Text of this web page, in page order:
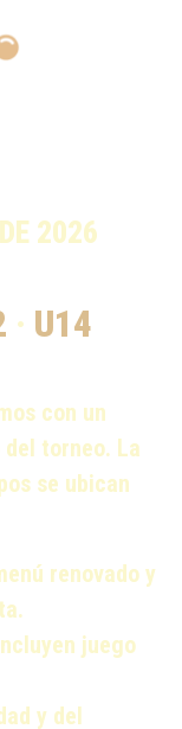
2026
· U14
con un
torneo. La
se ubican
renovado y
juego
y del